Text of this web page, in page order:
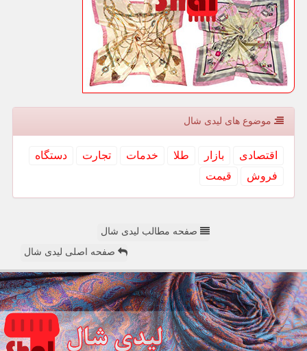
موضوع های لیدی شال
اقتصادی بازار طلا خدمات تجارت
دستگاه
فروش
قیمت
صفحه مطالب لیدی شال
صفحه اصلی لیدی شال